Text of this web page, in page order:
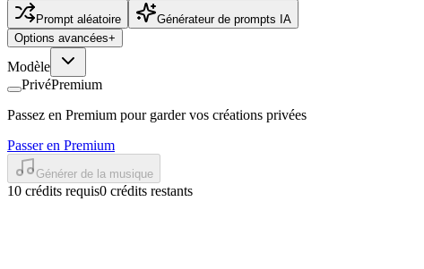
Prompt aléatoire
Générateur de prompts IA
Options avancées+
Modèle
PrivéPremium
Passez en Premium pour garder vos créations privées
Passer en Premium
Générer de la musique
10 crédits requis0 crédits restants